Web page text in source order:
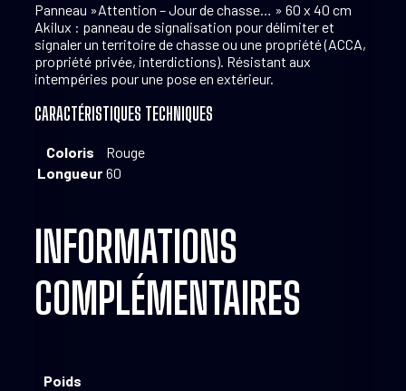
Panneau »Attention – Jour de chasse… » 60 x 40 cm
Akilux : panneau de signalisation pour délimiter et
signaler un territoire de chasse ou une propriété (ACCA,
propriété privée, interdictions). Résistant aux
intempéries pour une pose en extérieur.
CARACTÉRISTIQUES TECHNIQUES
Coloris
Rouge
Longueur 60
INFORMATIONS
COMPLÉMENTAIRES
Poids